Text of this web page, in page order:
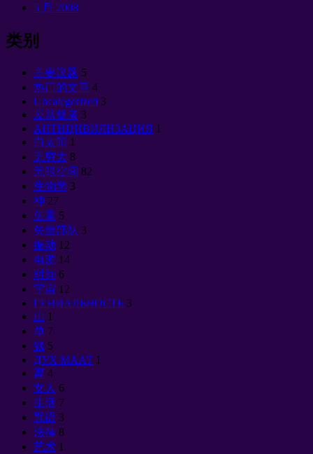
5 月 2008
类别
主要议题 5
热门的文章 4
Uncategorized 3
反基督者 3
АНТИЦИВИЛИЗАЦИЯ 1
白太阳 1
无穷大 8
无限空间 82
生物学 3
神 27
矢量 5
矢量部队 3
振动 12
电源 14
时间 6
宇宙 12
ГЕНИАЛЬНОСТЬ 3
山 1
单 7
钱 5
ДУХ МААТ 1
离 4
女人 6
生活 7
咒语 3
法律 8
艺术 1